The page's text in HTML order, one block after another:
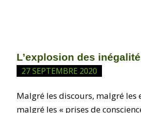
L’explosion des
27 SEPTEMBRE 2020
Malgré les discours, malgré les
malgré les « prises de